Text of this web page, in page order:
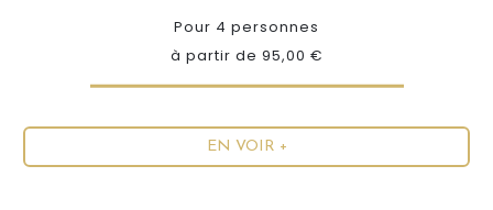
Pour 4 personnes
à partir de 95,00 €
EN VOIR +